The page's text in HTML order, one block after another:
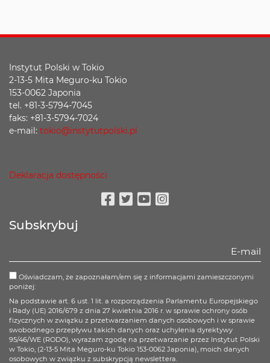
Instytut Polski w Tokio
2-13-5 Mita Meguro-ku Tokio
153-0062 Japonia
tel. +81-3-5794-7045
faks: +81-3-5794-7024
e-mail: tokio@instytutpolski.pl
Deklaracja dostępności
Subskrybuj
Oświadczam, że zapoznałam/em się z informacjami zamieszczonymi
poniżej:
Na podstawie art. 6 ust. 1 lit. a rozporządzenia Parlamentu Europejskiego
i Rady (UE) 2016/679 z dnia 27 kwietnia 2016 r. w sprawie ochrony osób
fizycznych w związku z przetwarzaniem danych osobowych i w sprawie
swobodnego przepływu takich danych oraz uchylenia dyrektywy
95/46/WE (RODO), wyrażam zgodę na przetwarzanie przez Instytut Polski
w Tokio, (2-13-5 Mita Meguro-ku Tokio 153-0062 Japonia), moich danych
osobowych w związku z subskrypcją newslettera.